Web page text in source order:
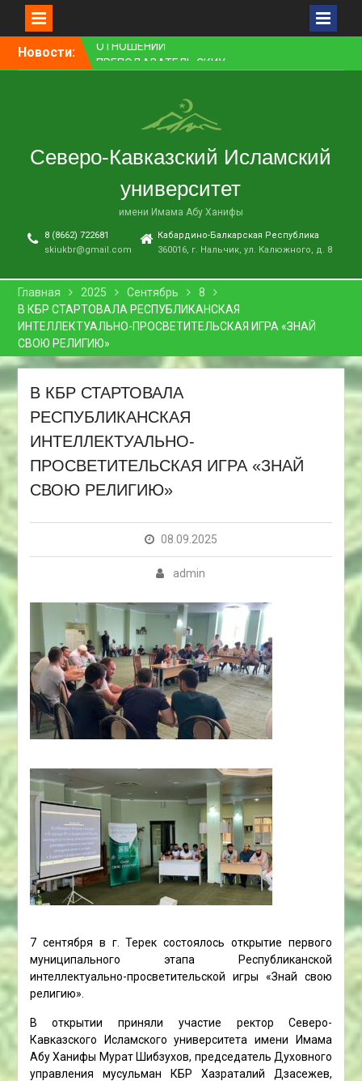
Перейти
Новости:
ПРЕПОДАВАТЕЛЬ СКИУ
ЗАНЯЛ ПЕРВОЕ МЕСТО В
НАУЧНАЯ СТАТЬЯ»
В НАЛЬЧИКЕ СОСТОЯЛСЯ
ПРЕМЬЕРНЫЙ ПОКАЗ
ФИЛЬМА «ОДИН ДЕНЬ
В СКИУ ПРОШЛИ
В АДМИНИСТРАЦИИ Г. О.
НАЛЬЧИК ПРОШЛО
ВОПРОСАМ
МЕЖНАЦИОНАЛЬНЫХ И
МЕЖКОНФЕССИОНАЛЬНЫХ
ОТНОШЕНИЙ
Северо-Кавказский Исламский
университет
имени Имама Абу Ханифы
8 (8662) 722681
skiukbr@gmail.com
Кабардино-Балкарская Республика
360016, г. Нальчик, ул. Калюжного, д. 8
Главная 2025 Сентябрь
8
В КБР СТАРТОВАЛА РЕСПУБЛИКАНСКАЯ
ИНТЕЛЛЕКТУАЛЬНО-ПРОСВЕТИТЕЛЬСКАЯ ИГРА «ЗНАЙ
СВОЮ РЕЛИГИЮ»
В КБР СТАРТОВАЛА
РЕСПУБЛИКАНСКАЯ
ИНТЕЛЛЕКТУАЛЬНО-
ПРОСВЕТИТЕЛЬСКАЯ ИГРА «ЗНАЙ
СВОЮ РЕЛИГИЮ»
08.09.2025
admin
7 сентября в г. Терек состоялось открытие первого
муниципального этапа Республиканской
интеллектуально-просветительской игры «Знай свою
религию».
В открытии приняли участие ректор Северо-
Кавказского Исламского университета имени Имама
Абу Ханифы Мурат Шибзухов, председатель Духовного
управления мусульман КБР Хазраталий Дзасежев,